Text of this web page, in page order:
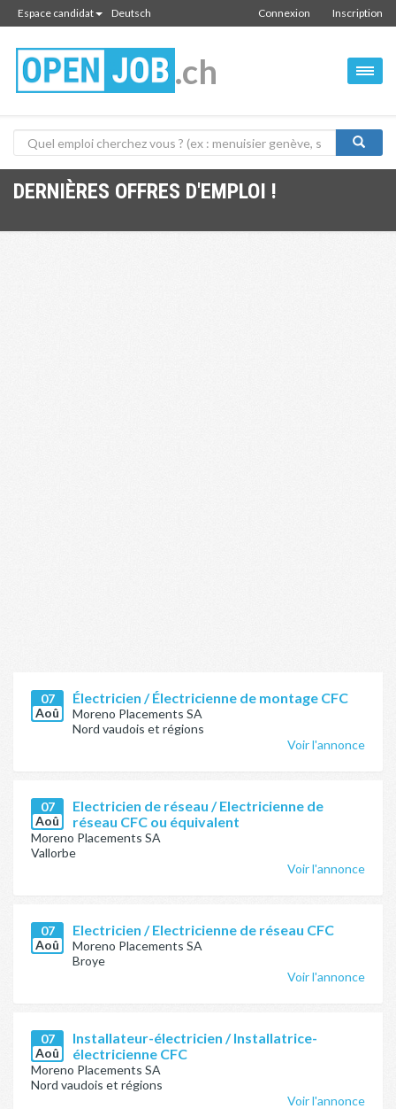
Espace candidat Deutsch Inscription
Connexion
.ch
DERNIÈRES OFFRES D'EMPLOI !
07
Aoû
Électricien / Électricienne de montage CFC
Moreno Placements SA
Nord vaudois et régions
Voir l'annonce
07
Aoû
Electricien de réseau / Electricienne de
réseau CFC ou équivalent
Moreno Placements SA
Vallorbe
Voir l'annonce
07
Aoû
Electricien / Electricienne de réseau CFC
Moreno Placements SA
Broye
Voir l'annonce
07
Aoû
Installateur-électricien / Installatrice-
électricienne CFC
Moreno Placements SA
Nord vaudois et régions
Voir l'annonce